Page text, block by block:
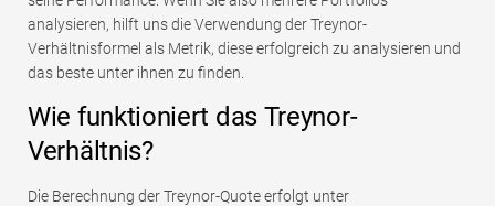
analysieren, hilft uns die Verwendung der Treynor-
Verhältnisformel als Metrik, diese erfolgreich zu analysieren und
das beste unter ihnen zu finden.
Wie funktioniert das Treynor-
Verhältnis?
Die Berechnung der Treynor-Quote erfolgt unter